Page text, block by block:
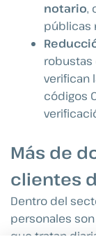
notario,
públicas
verifican
códigos
Más de
clientes
Dentro del
personales
que tratan